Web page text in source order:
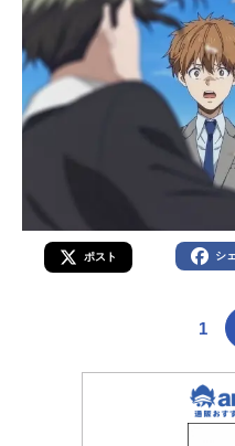
ポスト シ
1